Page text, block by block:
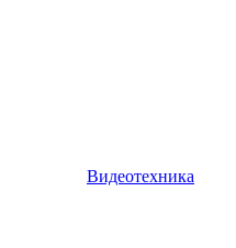
Видеотехника